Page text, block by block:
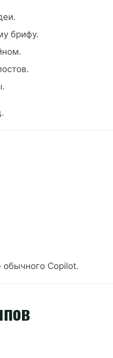
брифу.
Copilot.